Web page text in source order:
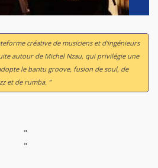
créative de musiciens et d'ingénieurs
autour de Michel Nzau, qui privilégie une
le bantu groove, fusion de soul, de
et de rumba. ”
"
"